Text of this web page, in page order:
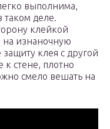
выполнима,
таком деле.
клейкой
на изнаночную
клея с другой
стене, плотно
смело вешать на